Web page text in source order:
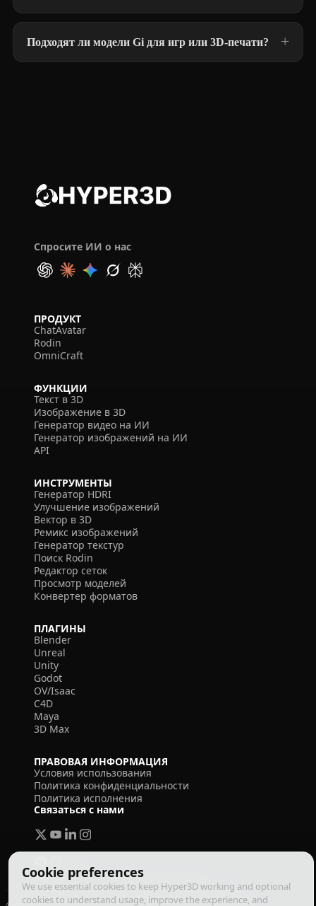
Cookie preferences
We use essential cookies to keep Hyper3D working and optional
cookies to understand usage, improve the experience, and
Подходят ли модели Gi для игр или 3D-печати?
Спросите ИИ о нас
ПРОДУКТ
ChatAvatar
Rodin
OmniCraft
ФУНКЦИИ
Текст в 3D
Изображение в 3D
Генератор видео на ИИ
Генератор изображений на ИИ
API
ИНСТРУМЕНТЫ
Генератор HDRI
Улучшение изображений
Вектор в 3D
Ремикс изображений
Генератор текстур
Поиск Rodin
Редактор сеток
Просмотр моделей
Конвертер форматов
ПЛАГИНЫ
Blender
Unreal
Unity
Godot
OV/Isaac
C4D
Maya
3D Max
ПРАВОВАЯ ИНФОРМАЦИЯ
Условия использования
Политика конфиденциальности
Политика исполнения
Связаться с нами